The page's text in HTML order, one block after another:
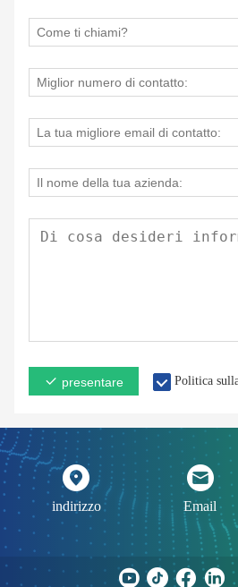
presentare Politica
indirizzo Email